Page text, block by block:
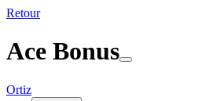
Retour
Ace Bonus
Ortiz